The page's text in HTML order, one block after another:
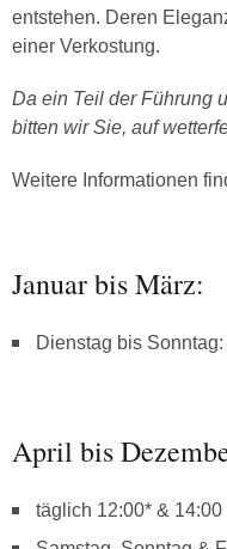
entstehen. Deren
einer Verkostung.
Da ein Teil der Führung
bitten wir Sie, auf
Weitere Informationen
Januar bis März:
Dienstag bis
April bis
täglich 12:00* & 14:00